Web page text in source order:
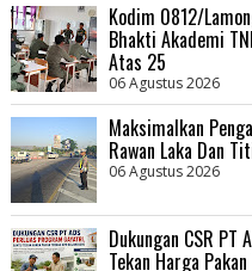
Kodim 0812/
Bhakti Akademi
Atas 25
06 Agustus 2026
Maksimalkan
Rawan Laka Dan
06 Agustus 2026
Dukungan CSR PT
Tekan Harga